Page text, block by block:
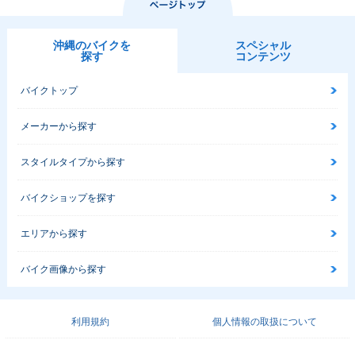
沖縄のバイクを
探す
スペシャル
コンテンツ
バイクトップ
メーカーから探す
スタイルタイプから探す
バイクショップを探す
エリアから探す
バイク画像から探す
利用規約 個人情報の取扱について